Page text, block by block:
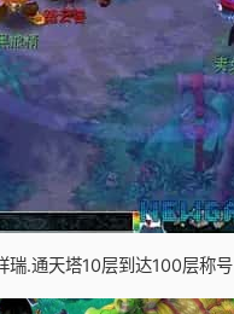
瑞.通天塔10层到达100层称号